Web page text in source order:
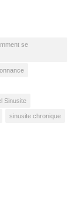
se
Sinusite
sinusite chronique